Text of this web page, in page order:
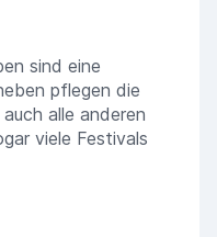
sind eine
pflegen die
alle anderen
viele Festivals